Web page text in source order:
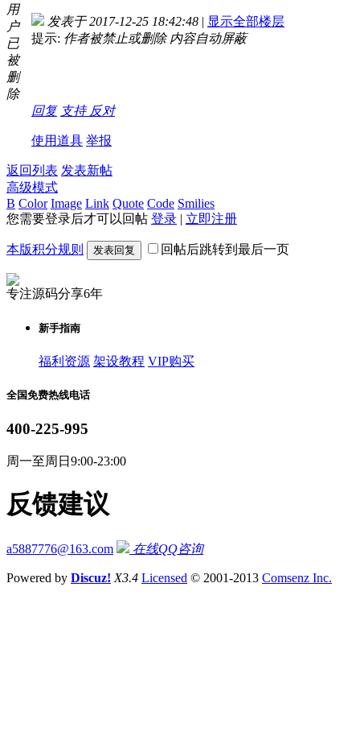
用
户
已
被
删
除
发表于 2017-12-25 18:42:48 | 显示全部楼层
提示: 作者被禁止或删除 内容自动屏蔽
回复 支持 反对
使用道具 举报
返回列表 发表新帖
高级模式
B Color Image Link Quote Code Smilies
您需要登录后才可以回帖 登录 | 立即注册
本版积分规则 发表回复 回帖后跳转到最后一页
专注源码分享6年
新手指南
福利资源 架设教程 VIP购买
全国免费热线电话
400-225-995
周一至周日9:00-23:00
反馈建议
a5887776@163.com 在线QQ咨询
Powered by Discuz! X3.4 Licensed © 2001-2013 Comsenz Inc.